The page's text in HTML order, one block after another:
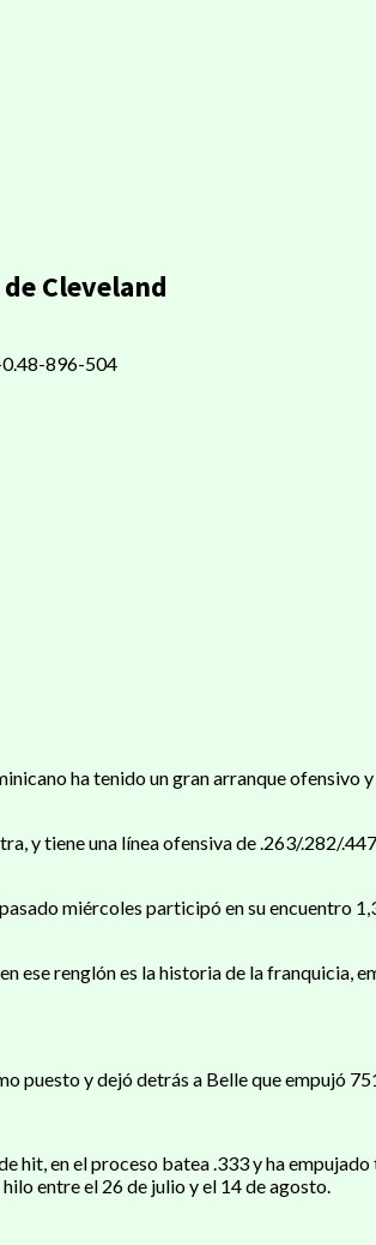
Cleveland
ha tenido un gran arranque
y tiene una línea ofensiva de .263/.282/
miércoles participó en su encuentro
ese renglón es la historia de la
puesto y dejó detrás a Belle que empujó
en el proceso batea .333 y ha
entre el 26 de julio y el 14 de agosto.